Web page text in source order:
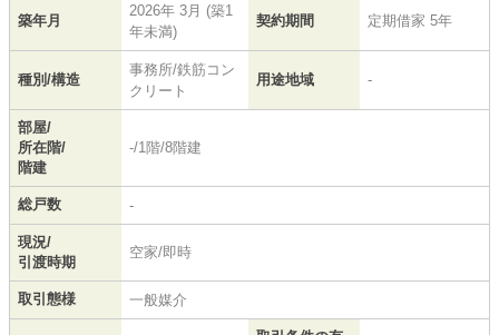
築年月
2026年 3月 (築1
年未満)
契約期間 定期借家 5年
種別/構造
事務所/鉄筋コン
クリート
用途地域 -
部屋/
所在階/
階建
-/1階/8階建
総戸数 -
現況/
引渡時期
空家/即時
取引態様 一般媒介